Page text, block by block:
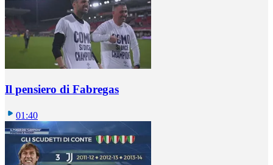
Il pensiero di Fabregas
01:40